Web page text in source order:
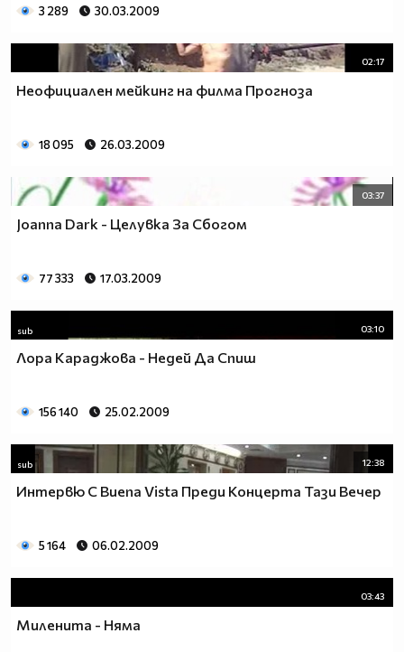
3 289 30.03.2009
02:17
Неофициален мейкинг на филма Прогноза
18 095 26.03.2009
03:37
Joanna Dark - Целувка За Сбогом
77 333 17.03.2009
sub 03:10
Лора Караджова - Недей Да Спиш
156 140 25.02.2009
sub 12:38
Интервю С Buena Vista Преди Концерта Тази Вечер
5 164 06.02.2009
03:43
Миленита - Няма